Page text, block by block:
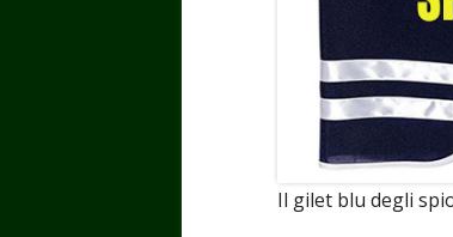
Il gilet blu degli